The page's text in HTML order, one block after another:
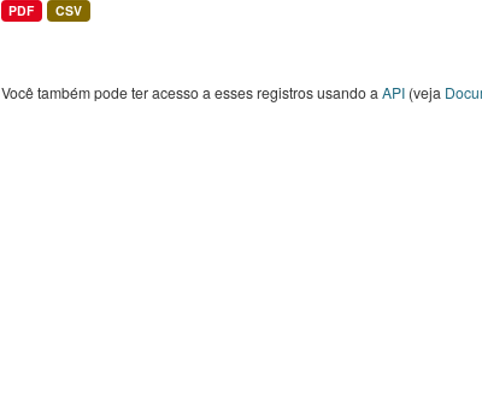
PDF CSV
Você também pode ter acesso a esses registros usando a API(veja